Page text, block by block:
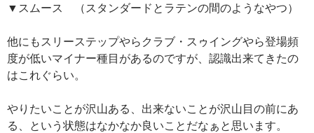
▼スムース （スタンダードとラテンの間のようなやつ）
他にもスリーステップやらクラブ・スゥイングやら登場頻
度が低いマイナー種目があるのですが、認識出来てきたの
はこれぐらい。
やりたいことが沢山ある、出来ないことが沢山目の前にあ
る、という状態はなかなか良いことだなぁと思います。